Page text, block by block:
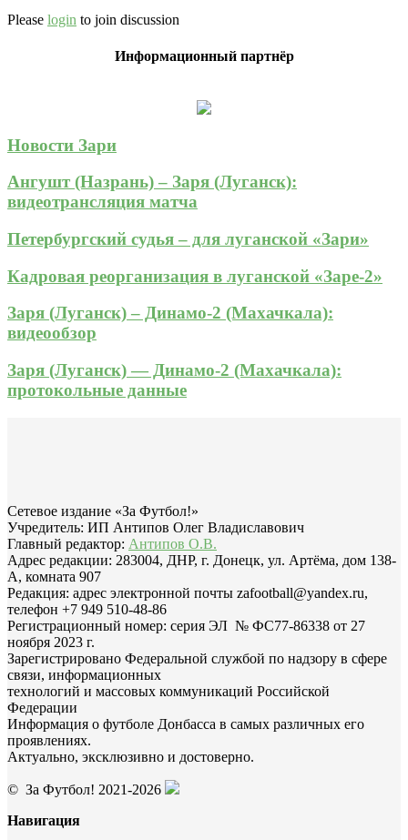
Please login to join discussion
Информационный партнёр
Новости Зари
Ангушт (Назрань) – Заря (Луганск):
видеотрансляция матча
Петербургский судья – для луганской «Зари»
Кадровая реорганизация в луганской «Заре-2»
Заря (Луганск) – Динамо-2 (Махачкала):
видеообзор
Заря (Луганск) — Динамо-2 (Махачкала):
протокольные данные
Сетевое издание «За Футбол!»
Учредитель: ИП Антипов Олег Владиславович
Главный редактор: Антипов О.В.
Адрес редакции: 283004, ДНР, г. Донецк, ул. Артёма, дом 138-
А, комната 907
Редакция: адрес электронной почты zafootball@yandex.ru,
телефон +7 949 510-48-86
Регистрационный номер: серия ЭЛ № ФС77-86338 от 27
ноября 2023 г.
Зарегистрировано Федеральной службой по надзору в сфере
связи, информационных
технологий и массовых коммуникаций Российской
Федерации
Информация о футболе Донбасса в самых различных его
проявлениях.
Актуально, эксклюзивно и достоверно.
© За Футбол! 2021-2026
Навигация